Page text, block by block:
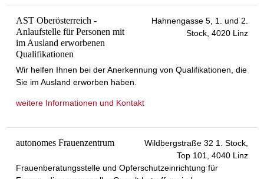
AST Oberösterreich -
Anlaufstelle für Personen mit
im Ausland erworbenen
Qualifikationen
Hahnengasse 5, 1. und 2.
Stock, 4020 Linz
Wir helfen Ihnen bei der Anerkennung von Qualifikationen, die
Sie im Ausland erworben haben.
weitere Informationen und Kontakt
autonomes Frauenzentrum
Wildbergstraße 32 1. Stock,
Top 101, 4040 Linz
Frauenberatungsstelle und Opferschutzeinrichtung für